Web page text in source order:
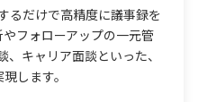
るだけで高精度に議事録を
フォローアップの一元管
キャリア面談といった、
します。